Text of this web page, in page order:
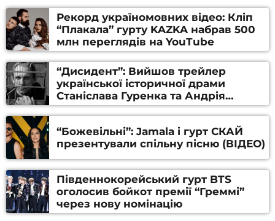
Рекорд україномовних відео: Кліп
“Плакала” гурту KAZKA набрав 500
млн переглядів на YouTube
“Дисидент”: Вийшов трейлер
української історичної драми
Станіслава Гуренка та Андрія
Алфьорова (ВІДЕО)
“Божевільні”: Jamala і гурт СКАЙ
презентували спільну пісню (ВІДЕО)
Південнокорейський гурт BTS
оголосив бойкот премії “Греммі”
через нову номінацію